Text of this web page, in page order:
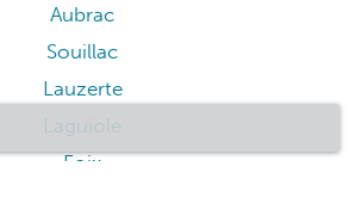
Aubrac
Souillac
Lauzerte
Laguiole
Foix